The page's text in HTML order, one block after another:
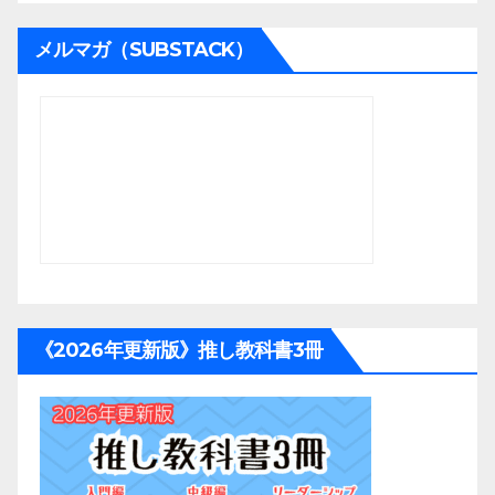
メルマガ（SUBSTACK）
《2026年更新版》推し教科書3冊